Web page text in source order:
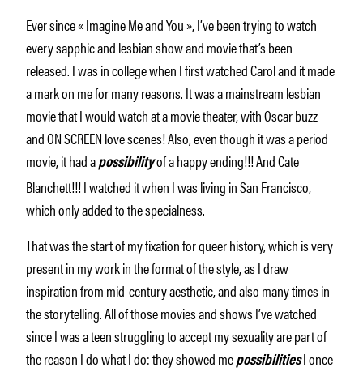
Ever since « Imagine Me and You », I’ve been trying to watch
every sapphic and lesbian show and movie that’s been
released. I was in college when I first watched Carol and it made
a mark on me for many reasons. It was a mainstream lesbian
movie that I would watch at a movie theater, with Oscar buzz
and ON SCREEN love scenes! Also, even though it was a period
movie, it had apossibilityof a happy ending!!! And Cate
Blanchett!!! I watched it when I was living in San Francisco,
which only added to the specialness.
That was the start of my fixation for queer history, which is very
present in my work in the format of the style, as I draw
inspiration from mid-century aesthetic, and also many times in
the storytelling. All of those movies and shows I’ve watched
since I was a teen struggling to accept my sexuality are part of
the reason I do what I do: they showed mepossibilitiesI once